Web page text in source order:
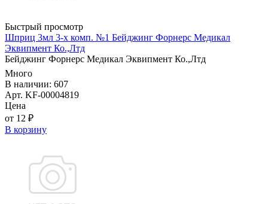
Быстрый просмотр
Шприц 3мл 3-х комп. №1 Бейджинг Форнерс Медикал
Эквипмент Ко.,Лтд
Бейджинг Форнерс Медикал Эквипмент Ко.,Лтд
Много
В наличии: 607
Арт. KF-00004819
Цена
от 12 ₽
В корзину